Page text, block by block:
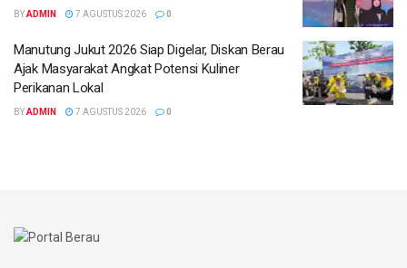
BYADMIN 7 AGUSTUS 2026 0
Manutung Jukut 2026 Siap Digelar, Diskan Berau
Ajak Masyarakat Angkat Potensi Kuliner
Perikanan Lokal
BYADMIN 7 AGUSTUS 2026 0